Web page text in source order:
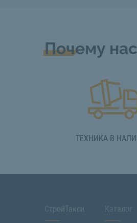
Почему
ТЕХНИКА В
СтройТакси Каталог